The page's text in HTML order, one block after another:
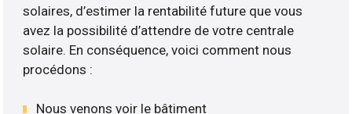
solaires, d’estimer la rentabilité future que vous
avez la possibilité d’attendre de votre centrale
solaire. En conséquence, voici comment nous
procédons :
Nous venons voir le bâtiment